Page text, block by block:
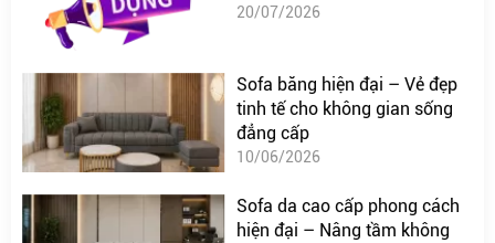
20/07/2026
Sofa băng hiện đại – Vẻ đẹp
tinh tế cho không gian sống
đẳng cấp
10/06/2026
Sofa da cao cấp phong cách
hiện đại – Nâng tầm không